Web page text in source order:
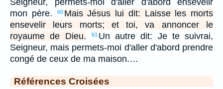
mon père.
60 Mais Jésus lui dit: Laisse les morts
ensevelir leurs morts; et toi, va annoncer le
royaume de Dieu.
61 Un autre dit: Je te suivrai,
Seigneur, mais permets-moi d'aller d'abord prendre
congé de ceux de ma maison.…
Références Croisées